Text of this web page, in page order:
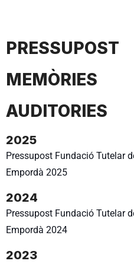
PRESSUPOST
MEMÒRIES
AUDITORIES
2025
Pressupost Fundació Tutelar
Empordà 2025
2024
Pressupost Fundació Tutelar
Empordà 2024
2023